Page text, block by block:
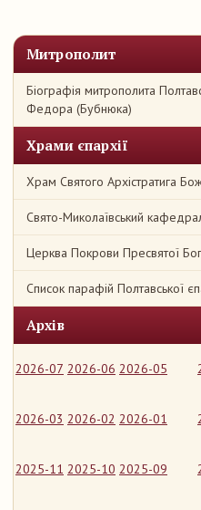
Митрополит
Біографія митрополита
Федора (Бубнюка)
Храми єпархії
Храм Святого Архістратига
Свято-Миколаївський
Церква Покрови Пресвятої
Список парафій Полтавської
Архів
2026-07 2026-06 2026-05
2026-03 2026-02 2026-01
2025-11 2025-10 2025-09